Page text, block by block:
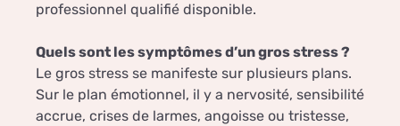
professionnel qualifié disponible.
Quels sont les symptômes d’un gros stress ?
Le gros stress se manifeste sur plusieurs plans.
Sur le plan émotionnel, il y a nervosité, sensibilité
accrue, crises de larmes, angoisse ou tristesse,